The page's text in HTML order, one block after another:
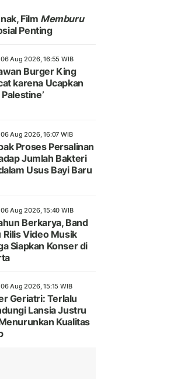
Film Memburu
Penting
Aug 2026, 16:55 WIB
Burger King
karena Ucapkan
Palestine’
Aug 2026, 16:07 WIB
Proses Persalinan
Jumlah Bakteri
Usus Bayi Baru
Aug 2026, 15:40 WIB
Berkarya, Band
Rilis Video Musik
Siapkan Konser di
Aug 2026, 15:15 WIB
Geriatri: Terlalu
Lansia Justru
Kualitas